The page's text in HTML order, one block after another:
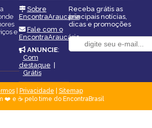
e
Sobre
EncontraAraucária
Fale com o
EncontraAraucária
ANUNCIE:
Com
destaque |
Grátis
Receba grátis as
principais notícias,
dicas e promoções
| Privacidade
Sitemap
❤️ e ☕ pelo time do EncontraBrasil